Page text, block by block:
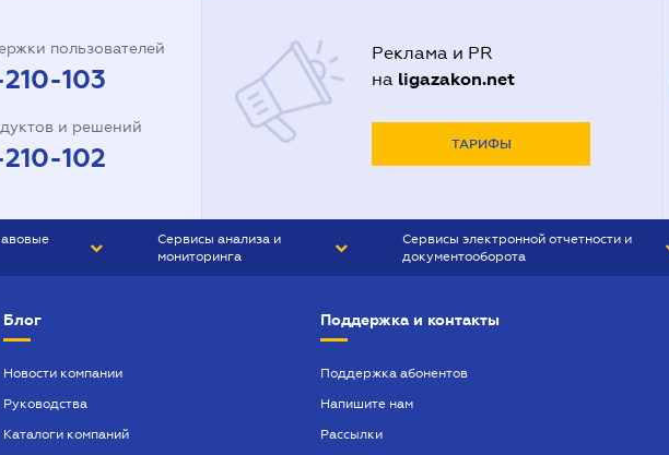
пользователей
103
и решений
102
Реклама и PR
на ligazakon.net
ТАРИФЫ
Сервисы анализа и
мониторинга
Сервисы электронной отчетности и
документооборота
Блог
Новости компании
Руководства
Каталоги компаний
Поддержка и контакты
Поддержка абонентов
Напишите нам
Рассылки